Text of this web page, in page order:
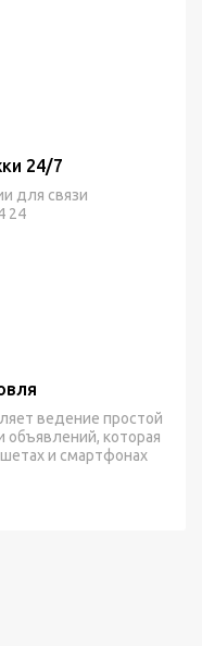
24/7
для связи
24
ведение простой
объявлений, которая
и смартфонах